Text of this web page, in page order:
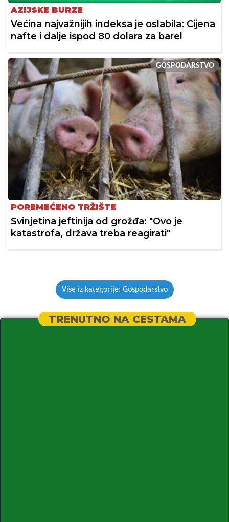
AZIJSKE BURZE
Većina najvažnijih indeksa je oslabila: Cijena
nafte i dalje ispod 80 dolara za barel
GOSPODARSTVO
POREMEĆENO TRŽIŠTE
Svinjetina jeftinija od grožđa: "Ovo je
katastrofa, država treba reagirati"
Više iz kategorije: Gospodarstvo
TRENUTNO NA CESTAMA